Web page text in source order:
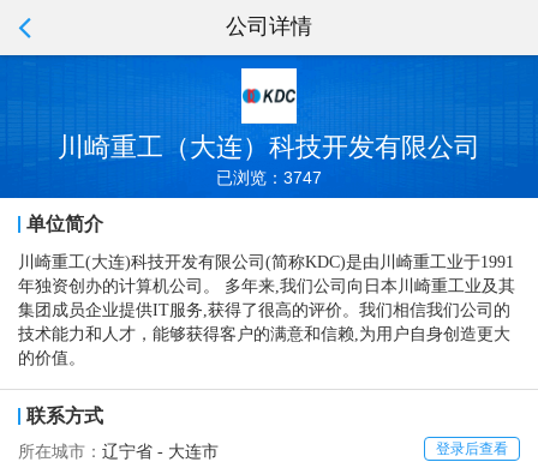
公司详情
川崎重工（大连）科技开发有限公司
已浏览：3747
单位简介
川崎重工(大连)科技开发有限公司(简称KDC)是由川崎重工业于1991
年独资创办的计算机公司。 多年来,我们公司向日本川崎重工业及其
集团成员企业提供IT服务,获得了很高的评价。我们相信我们公司的
技术能力和人才，能够获得客户的满意和信赖,为用户自身创造更大
的价值。
联系方式
登录后查看
所在城市： 辽宁省 - 大连市